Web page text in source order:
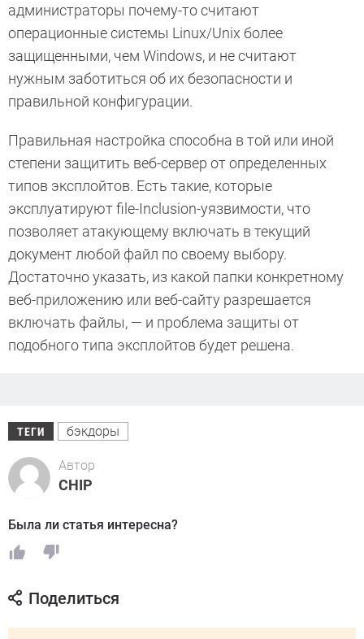
администраторы почему-то считают
операционные системы Linux/Unix более
защищенными, чем Windows, и не считают
нужным заботиться об их безопасности и
правильной конфигурации.
Правильная настройка способна в той или иной
степени защитить веб-сервер от определенных
типов эксплойтов. Есть такие, которые
эксплуатируют file-Inclusion-уязвимости, что
позволяет атакующему включать в текущий
документ любой файл по своему выбору.
Достаточно указать, из какой папки конкретному
веб-приложению или веб-сайту разрешается
включать файлы, — и проблема защиты от
подобного типа эксплойтов будет решена.
ТЕГИ бэкдоры
Автор
CHIP
Была ли статья интересна?
Поделиться